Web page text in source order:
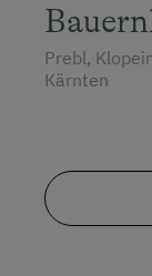
Prebl,
Kärnten